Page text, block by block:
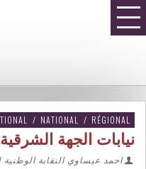
/ NATIONAL / RÉGIONAL
نيابات الجهة
احمد عيساوي النقابة الوطنية